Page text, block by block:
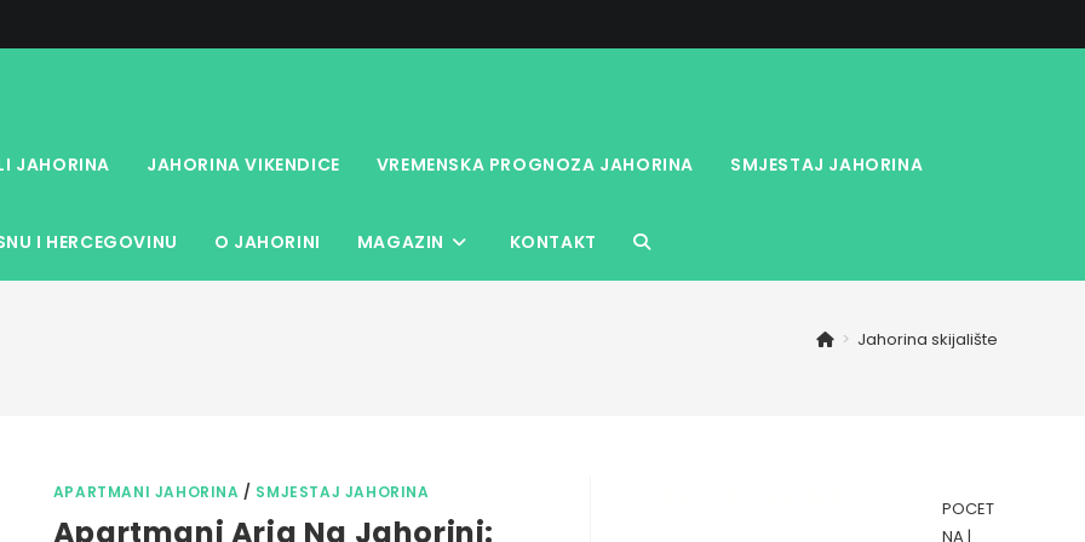
JAHORINA JAHORINA VIKENDICE VREMENSKA PROGNOZA JAHORINA SMJESTAJ JAHORINA
I HERCEGOVINU O JAHORINI MAGAZIN KONTAKT TOGGLE
> Jahorina skijalište
APARTMANI JAHORINA / SMJESTAJ JAHORINA
Apartmani Aria Na Jahorini:
POCET
NA|